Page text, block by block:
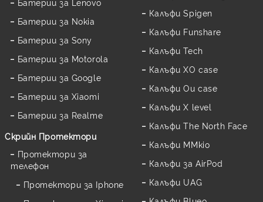
Батерии за Nokia
Батерии за Sony
Батерии за Motorola
Батерии за Google
Батерии за Xiaomi
Батерии за Realme
Скрийн Протектори
Протектори за
телефон
Протектори за Iphone
Калъфи Spigen
Калъфи Funshare
Калъфи Tech
Калъфи XO case
Калъфи Ou case
Калъфи X level
Калъфи The North Face
Калъфи MMkio
Калъфи за AirPod
Калъфи UAG